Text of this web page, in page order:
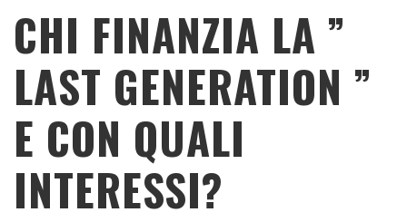
CHI FINANZIA LA ”
LAST GENERATION ”
E CON QUALI
INTERESSI?